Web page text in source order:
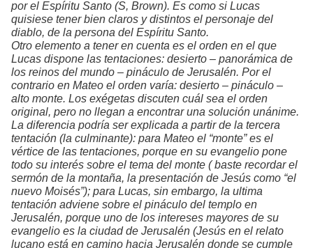
por el Espíritu Santo (S, Brown). Es como si Lucas
quisiese tener bien claros y distintos el personaje del
diablo, de la persona del Espíritu Santo.
Otro elemento a tener en cuenta es el orden en el que
Lucas dispone las tentaciones: desierto – panorámica de
los reinos del mundo – pináculo de Jerusalén. Por el
contrario en Mateo el orden varía: desierto – pináculo –
alto monte. Los exégetas discuten cuál sea el orden
original, pero no llegan a encontrar una solución unánime.
La diferencia podría ser explicada a partir de la tercera
tentación (la culminante): para Mateo el “monte” es el
vértice de las tentaciones, porque en su evangelio pone
todo su interés sobre el tema del monte ( baste recordar el
sermón de la montaña, la presentación de Jesús como “el
nuevo Moisés”); para Lucas, sin embargo, la ultima
tentación adviene sobre el pináculo del templo en
Jerusalén, porque uno de los intereses mayores de su
evangelio es la ciudad de Jerusalén (Jesús en el relato
lucano está en camino hacia Jerusalén donde se cumple